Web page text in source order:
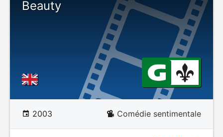
Beauty
2003 Comédie sentimentale